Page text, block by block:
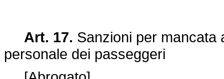
Art. 17. Sanzioni per mancata
personale dei passeggeri